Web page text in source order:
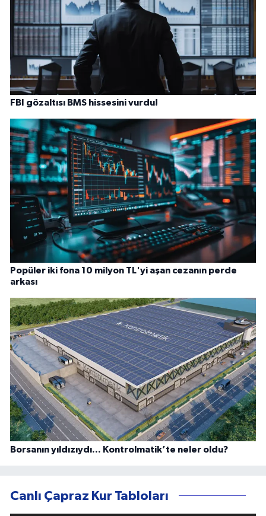
FBI gözaltısı BMS hissesini vurdu!
Popüler iki fona 10 milyon TL'yi aşan cezanın perde
arkası
Borsanın yıldızıydı... Kontrolmatik’te neler oldu?
Canlı Çapraz Kur Tabloları